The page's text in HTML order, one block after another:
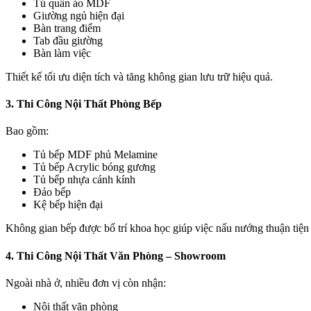
Tủ quần áo MDF
Giường ngủ hiện đại
Bàn trang điểm
Tab đầu giường
Bàn làm việc
Thiết kế tối ưu diện tích và tăng không gian lưu trữ hiệu quả.
3. Thi Công Nội Thất Phòng Bếp
Bao gồm:
Tủ bếp MDF phủ Melamine
Tủ bếp Acrylic bóng gương
Tủ bếp nhựa cánh kính
Đảo bếp
Kệ bếp hiện đại
Không gian bếp được bố trí khoa học giúp việc nấu nướng thuận
4. Thi Công Nội Thất Văn Phòng – Showroom
Ngoài nhà ở, nhiều đơn vị còn nhận:
Nội thất văn phòng